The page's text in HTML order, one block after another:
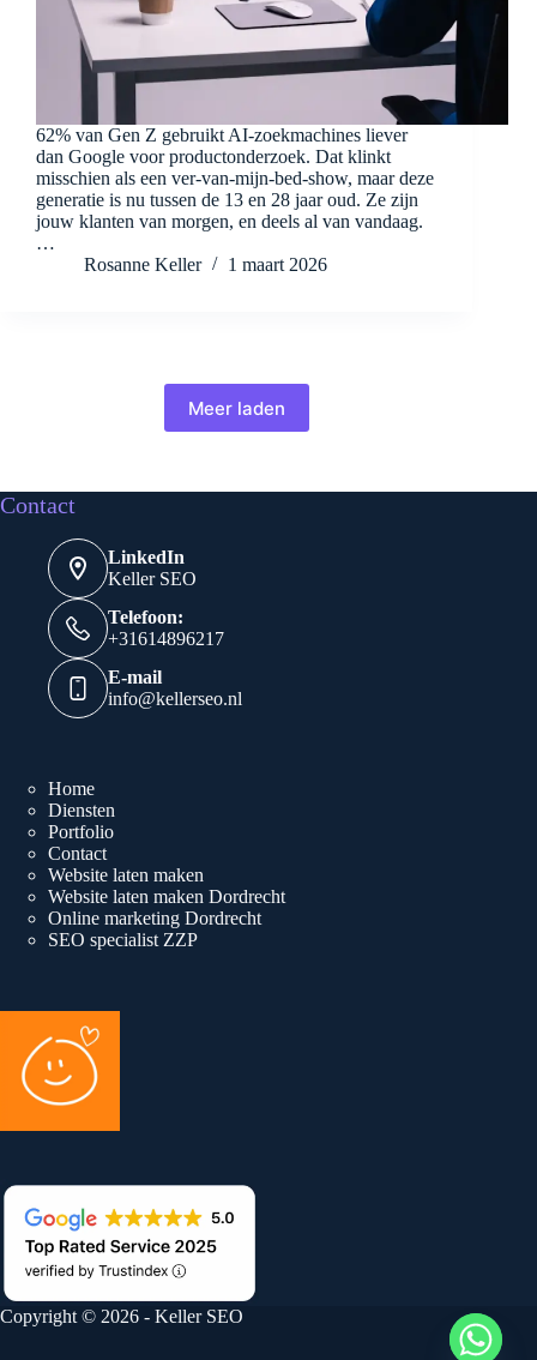
62% van Gen Z gebruikt AI-zoekmachines liever
dan Google voor productonderzoek. Dat klinkt
misschien als een ver-van-mijn-bed-show, maar deze
generatie is nu tussen de 13 en 28 jaar oud. Ze zijn
jouw klanten van morgen, en deels al van vandaag.
…
Rosanne Keller
1 maart 2026
Meer laden
Contact
LinkedIn
Keller SEO
Telefoon:
+31614896217
E-mail
info@kellerseo.nl
Home
Diensten
Portfolio
Contact
Website laten maken
Website laten maken Dordrecht
Online marketing Dordrecht
SEO specialist ZZP
Copyright © 2026 - Keller SEO